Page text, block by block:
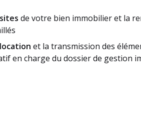
de votre bien immobilier et la
et la transmission des
en charge du dossier de gestion